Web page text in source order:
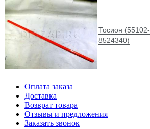
Тосион (55102-
8524340)
Оплата заказа
Доставка
Возврат товара
Отзывы и предложения
Заказать звонок